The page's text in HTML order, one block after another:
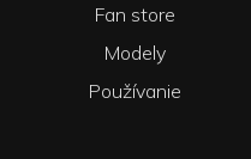
Fan store
Modely
Používanie